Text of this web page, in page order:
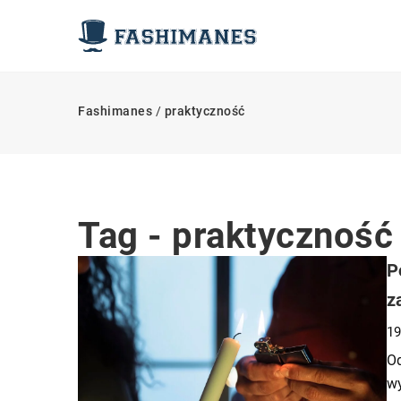
Fashimanes / praktyczność
Tag - praktyczność